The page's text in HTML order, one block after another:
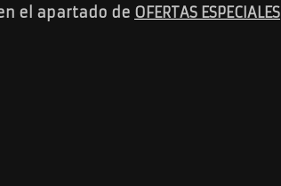
el apartado de OFERTAS ESPECIALES